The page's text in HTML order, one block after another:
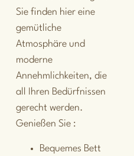
Sie finden hier eine
gemütliche
Atmosphäre und
moderne
Annehmlichkeiten, die
all Ihren Bedürfnissen
gerecht werden.
Genießen Sie :
Bequemes Bett